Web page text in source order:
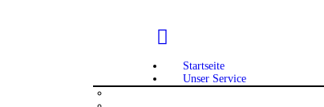
Startseite
Unser Service